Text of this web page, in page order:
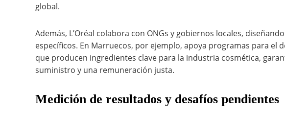
global.
Además, L’Oréal colabora con ONGs y gobiernos locales,
específicos. En Marruecos, por ejemplo, apoya programas para el
que producen ingredientes clave para la industria cosmética,
suministro y una remuneración justa.
Medición de resultados y desafíos pendientes